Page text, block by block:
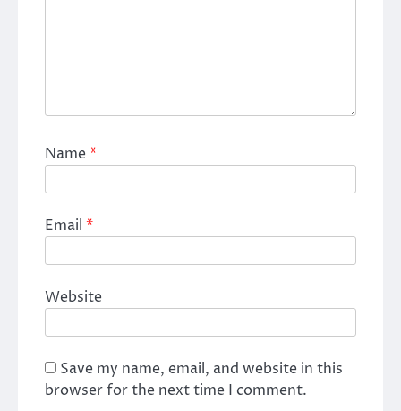
Name*
Email *
Website
Save my name, email, and website in this
browser for the next time I comment.